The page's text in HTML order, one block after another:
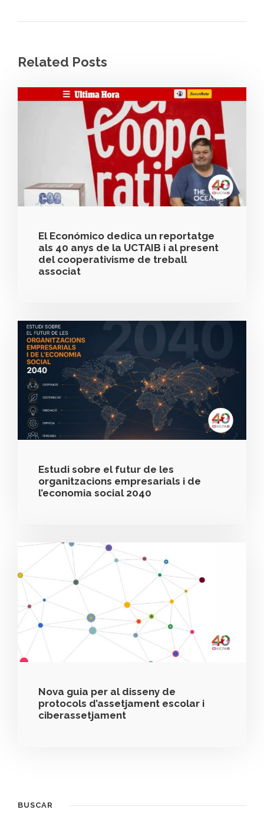
Related Posts
El Económico dedica un reportatge
als 40 anys de la UCTAIB i al present
del cooperativisme de treball
associat
Estudi sobre el futur de les
organitzacions empresarials i de
l’economia social 2040
Nova guia per al disseny de
protocols d’assetjament escolar i
ciberassetjament
BUSCAR